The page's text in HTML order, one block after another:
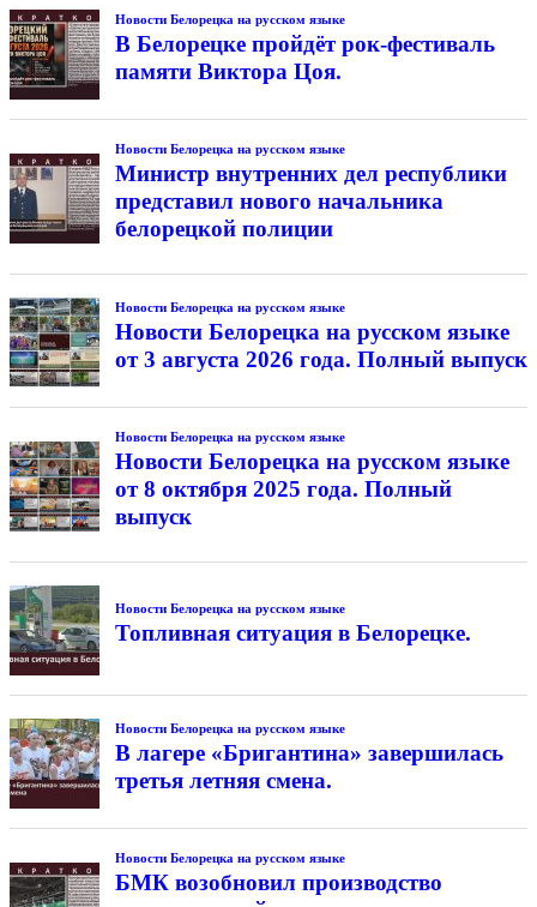
Новости Белорецка на русском языке
В Белорецке пройдёт рок-фестиваль
памяти Виктора Цоя.
Новости Белорецка на русском языке
Министр внутренних дел республики
представил нового начальника
белорецкой полиции
Новости Белорецка на русском языке
Новости Белорецка на русском языке
от 3 августа 2026 года. Полный выпуск
Новости Белорецка на русском языке
Новости Белорецка на русском языке
от 8 октября 2025 года. Полный
выпуск
Новости Белорецка на русском языке
Топливная ситуация в Белорецке.
Новости Белорецка на русском языке
В лагере «Бригантина» завершилась
третья летняя смена.
Новости Белорецка на русском языке
БМК возобновил производство